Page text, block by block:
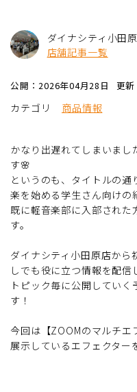
ダイナシティ小田
店舗記事一覧
公開：2026年04月28日 更
カテゴリ 商品情報
かなり出遅れてしまいま
す🌸
というのも、タイトルの
楽を始める学生さん向けの
既に軽音楽部に入部された
す。
ダイナシティ小田原店から
しでも役に立つ情報を配信
トピック毎に公開してい
す！
今回は【ZOOMのマルチエ
展示しているエフェクター